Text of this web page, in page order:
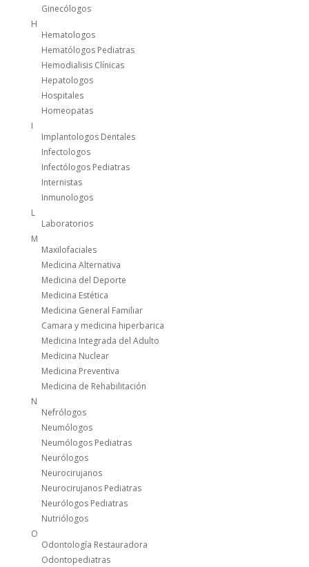
Ginecólogos
H
Hematologos
Hematólogos Pediatras
Hemodialisis Clínicas
Hepatologos
Hospitales
Homeopatas
I
Implantologos Dentales
Infectologos
Infectólogos Pediatras
Internistas
Inmunologos
L
Laboratorios
M
Maxilofaciales
Medicina Alternativa
Medicina del Deporte
Medicina Estética
Medicina General Familiar
Camara y medicina hiperbarica
Medicina Integrada del Adulto
Medicina Nuclear
Medicina Preventiva
Medicina de Rehabilitación
N
Nefrólogos
Neumólogos
Neumólogos Pediatras
Neurólogos
Neurocirujanos
Neurocirujanos Pediatras
Neurólogos Pediatras
Nutriólogos
O
Odontología Restauradora
Odontopediatras